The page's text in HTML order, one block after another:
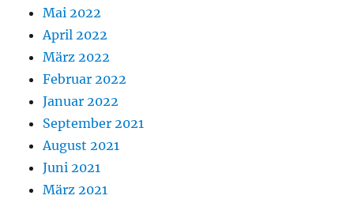
Mai 2022
April 2022
März 2022
Februar 2022
Januar 2022
September 2021
August 2021
Juni 2021
März 2021